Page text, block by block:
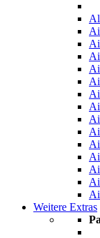
Weitere Extras